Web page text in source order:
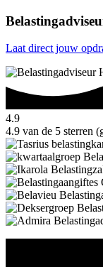
Laat direct jouw
4.9
4.9 van de 5 sterren